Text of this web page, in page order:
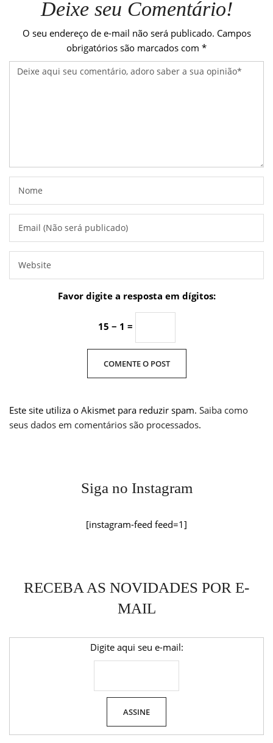
Deixe seu Comentário!
O seu endereço de e-mail não será publicado. Campos
obrigatórios são marcados com *
Favor digite a resposta em dígitos:
15 − 1 =
Este site utiliza o Akismet para reduzir spam. Saiba como
seus dados em comentários são processados.
Siga no Instagram
[instagram-feed feed=1]
RECEBA AS NOVIDADES POR E-
MAIL
Digite aqui seu e-mail: